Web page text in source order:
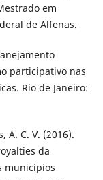
em
de Alfenas.
participativo nas
Rio de Janeiro:
A. C. V. (2016).
da
municípios